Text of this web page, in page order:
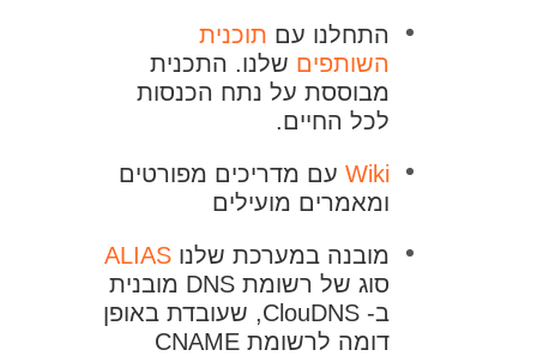
התחלנו עם תוכנית
השותפים שלנו. התכנית
מבוססת על נתח הכנסות
לכל החיים.
Wiki עם מדריכים מפורטים
ומאמרים מועילים
מובנה במערכת שלנו ALIAS
סוג של רשומת DNS מובנית
ב- ClouDNS, שעובדת באופן
דומה לרשומת CNAME